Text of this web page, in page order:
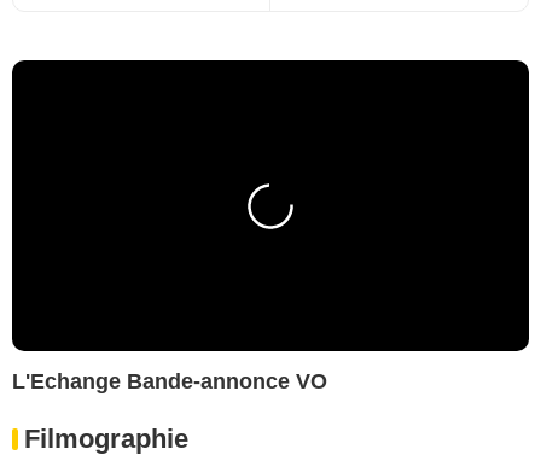
L'Echange Bande-annonce VO
Filmographie